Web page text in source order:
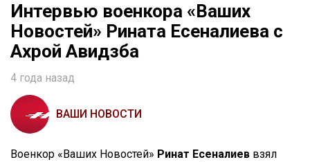
Интервью военкора «Ваших
Новостей» Рината Есеналиева с
Ахрой Авидзба
4 года назад
ВАШИ НОВОСТИ
Военкор «Ваших Новостей» Ринат Есеналиев взял